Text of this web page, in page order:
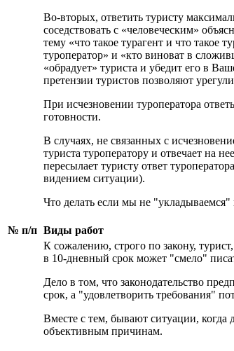
Во-вторых, ответить туристу
соседствовать с «человеческим»
тему «что такое турагент и что такое
туроператор» и «кто виноват в
«обрадует» туриста и убедит его в
претензии туристов позволяют
При исчезновении туроператора
готовности.
В случаях, не связанных с
туриста туроператору и отвечает на
пересылает туристу ответ
видением ситуации).
Что делать если мы не
№ п/п Виды работ
К сожалению, строго по закону,
в 10-дневный срок может "смело"
Дело в том, что законодательство
срок, а "удовлетворить требования"
Вместе с тем, бывают ситуации, когда
объективным причинам.